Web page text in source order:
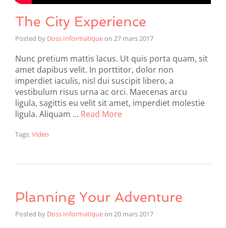
The City Experience
Posted by Doss Informatiqueon 27 mars 2017
Nunc pretium mattis lacus. Ut quis porta quam, sit
amet dapibus velit. In porttitor, dolor non
imperdiet iaculis, nisl dui suscipit libero, a
vestibulum risus urna ac orci. Maecenas arcu
ligula, sagittis eu velit sit amet, imperdiet molestie
ligula. Aliquam … Read More
Tags:Video
Planning Your Adventure
Posted by Doss Informatiqueon 20 mars 2017